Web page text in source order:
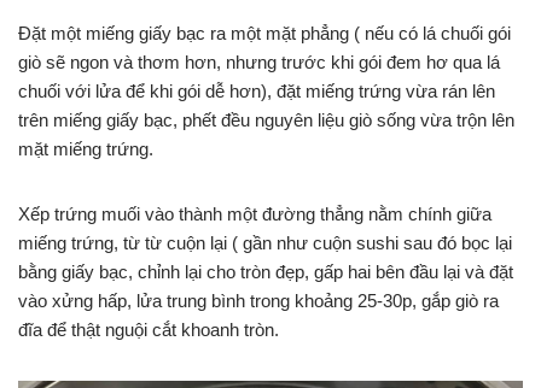
Đặt một miếng giấy bạc ra một mặt phẳng ( nếu có lá chuối gói
giò sẽ ngon và thơm hơn, nhưng trước khi gói đem hơ qua lá
chuối với lửa để khi gói dễ hơn), đặt miếng trứng vừa rán lên
trên miếng giấy bạc, phết đều nguyên liệu giò sống vừa trộn lên
mặt miếng trứng.
Xếp trứng muối vào thành một đường thẳng nằm chính giữa
miếng trứng, từ từ cuộn lại ( gần như cuộn sushi sau đó bọc lại
bằng giấy bạc, chỉnh lại cho tròn đẹp, gấp hai bên đầu lại và đặt
vào xửng hấp, lửa trung bình trong khoảng 25-30p, gắp giò ra
đĩa để thật nguội cắt khoanh tròn.